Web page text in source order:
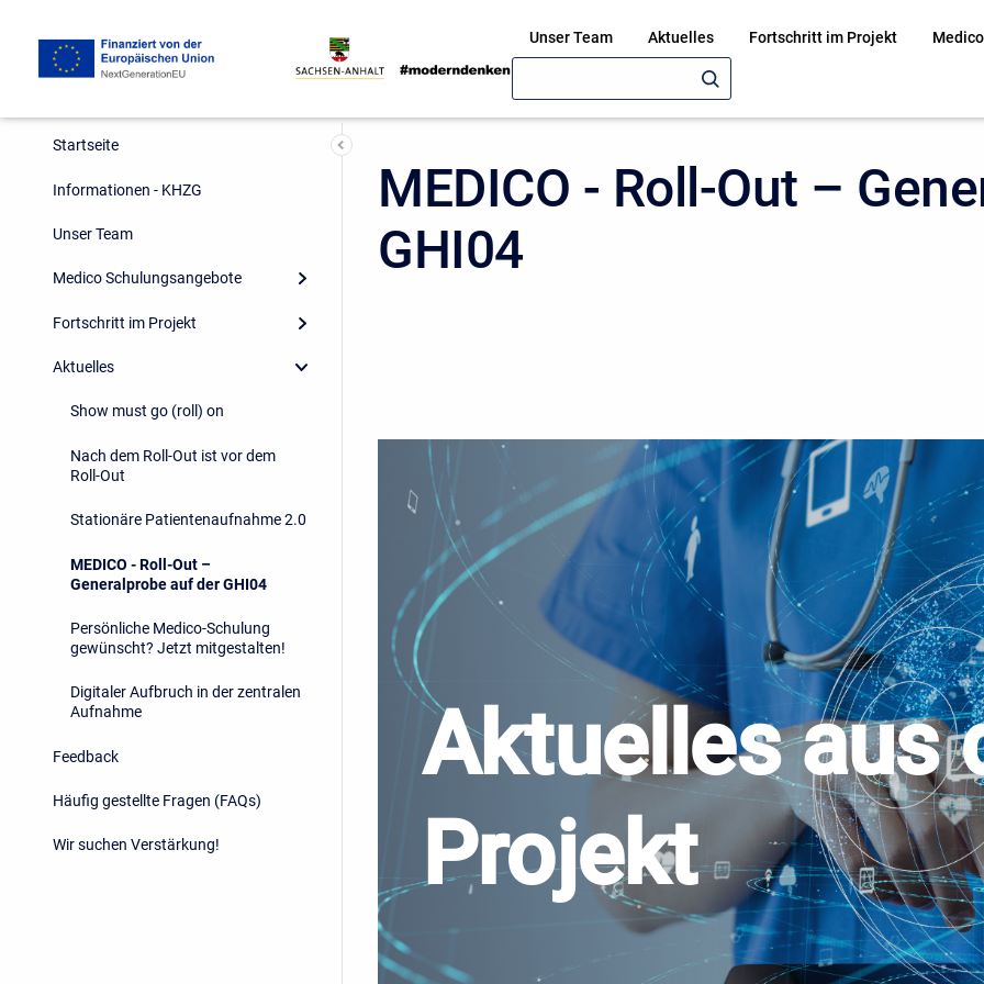
Unser Team Aktuelles Fortschritt im Projekt
Startseite
Informationen - KHZG
Unser Team
Medico Schulungsangebote
Fortschritt im Projekt
Aktuelles
Show must go (roll) on
Nach dem Roll-Out ist vor dem
Roll-Out
Stationäre Patientenaufnahme 2.0
MEDICO - Roll-Out –
Generalprobe auf der GHI04
Persönliche Medico-Schulung
gewünscht? Jetzt mitgestalten!
Digitaler Aufbruch in der zentralen
Aufnahme
Feedback
Häufig gestellte Fragen (FAQs)
Wir suchen Verstärkung!
MEDICO - Roll-Out –
GHI04
Aktuelles aus
Projekt